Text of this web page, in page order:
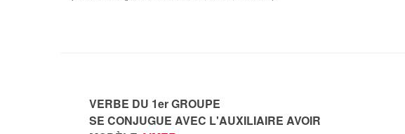
VERBE DU 1er GROUPE
SE CONJUGUE AVEC L'AUXILIAIRE AVOIR